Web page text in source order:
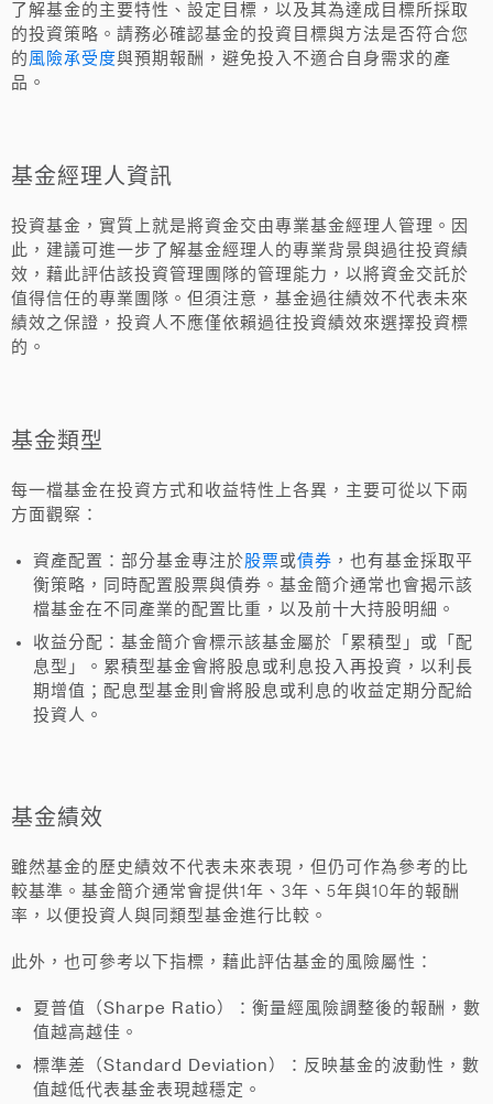
了解基金的主要特性、設定目標，以及其為達成目標所採取
的投資策略。請務必確認基金的投資目標與方法是否符合您
的 風險承受度與預期報酬，避免投入不適合自身需求的產
品。
基金經理人資訊
投資基金，實質上就是將資金交由專業基金經理人管理。因
此，建議可進一步了解基金經理人的專業背景與過往投資績
效，藉此評估該投資管理團隊的管理能力，以將資金交託於
值得信任的專業團隊。但須注意，基金過往績效不代表未來
績效之保證，投資人不應僅依賴過往投資績效來選擇投資標
的。
基金類型
每一檔基金在投資方式和收益特性上各異，主要可從以下兩
方面觀察：
資產配置 ：部分基金專注於股票或債券 ，也有基金採取平
衡策略，同時配置股票與債券。基金簡介通常也會揭示該
檔基金在不同產業的配置比重，以及前十大持股明細。
收益分配 ：基金簡介會標示該基金屬於「累積型」或「配
息型」。累積型基金會將股息或利息投入再投資，以利長
期增值；配息型基金則會將股息或利息的收益定期分配給
投資人。
基金績效
雖然基金的歷史績效不代表未來表現，但仍可作為參考的比
較基準。基金簡介通常會提供1年、3年、5年與10年的報酬
率，以便投資人與同類型基金進行比較。
此外，也可參考以下指標，藉此評估基金的風險屬性：
夏普值（Sharpe Ratio）
：衡量經風險調整後的報酬，數
值越高越佳。
標準差（Standard Deviation）
：反映基金的波動性，數
值越低代表基金表現越穩定。